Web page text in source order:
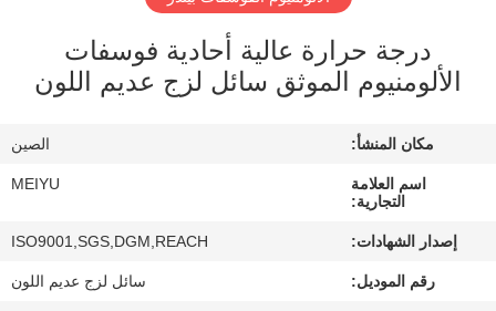
المصنع
مراقبة
الجودة
اتصل
درجة حرارة عالية أحادية فوسفات
الألومنيوم الموثق سائل لزج عديم اللون
مكان المنشأ: الصين
اسم العلامة
التجارية:
MEIYU
إصدار الشهادات: ISO9001,SGS,DGM,REACH
رقم الموديل: سائل لزج عديم اللون